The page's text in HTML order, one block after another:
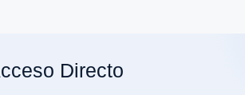
Directo